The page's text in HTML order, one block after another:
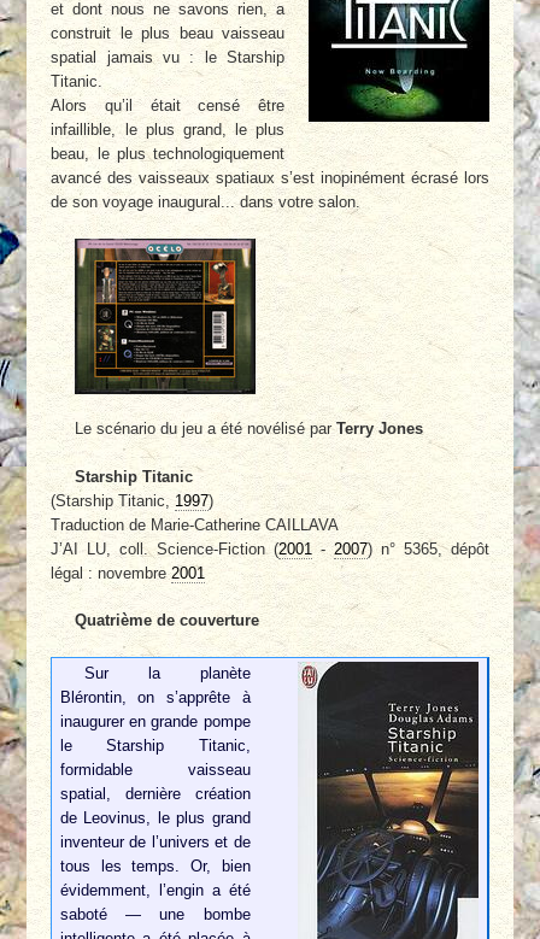
et dont nous ne savons rien, a
construit le plus beau vaisseau
spatial jamais vu : le Starship
Titanic.
Alors qu’il était censé être
infaillible, le plus grand, le plus
beau, le plus technologiquement
avancé des vaisseaux spatiaux s’est inopinément écrasé lors
de son voyage inaugural... dans votre salon.
Le scénario du jeu a été novélisé parTerry Jones
Starship Titanic
(Starship Titanic, 1997)
Traduction de Marie-Catherine CAILLAVA
J’AI LU, coll. Science-Fiction (2001 -2007) n° 5365, dépôt
légal : novembre2001
Quatrième de couverture
Sur la planète
Blérontin, on s’apprête à
inaugurer en grande pompe
le Starship Titanic,
formidable vaisseau
spatial, dernière création
de Leovinus, le plus grand
inventeur de l’univers et de
tous les temps. Or, bien
évidemment, l’engin a été
saboté — une bombe